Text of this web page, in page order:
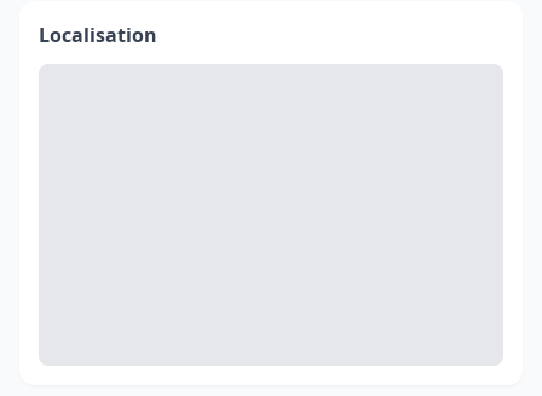
Localisation